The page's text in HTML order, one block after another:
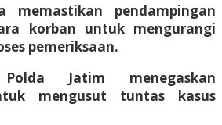
memastikan pendampingan
korban untuk mengurangi
pemeriksaan.
Jatim menegaskan
mengusut tuntas kasus